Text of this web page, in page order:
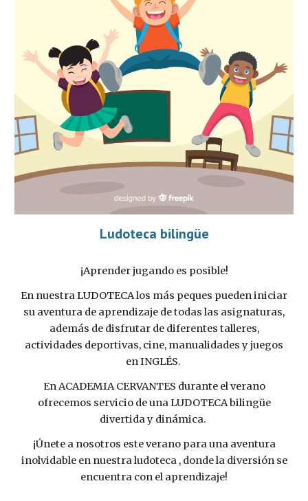
Ludoteca bilingüe
¡Aprender jugando es posible!
En nuestra LUDOTECA los más peques pueden iniciar
su aventura de aprendizaje de todas las asignaturas,
además de disfrutar de diferentes talleres,
actividades deportivas, cine, manualidades y juegos
en INGLÉS.
En ACADEMIA CERVANTES durante el verano
ofrecemos servicio de una LUDOTECAbilingüe
divertida y dinámica.
¡Únete a nosotros este verano para una aventura
inolvidable en nuestra ludoteca , donde la diversión se
encuentra con el aprendizaje!